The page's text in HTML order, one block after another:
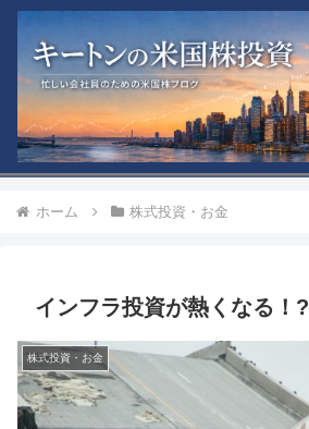
ホーム 株式投資・お金
インフラ投資が熱くなる！?
株式投資・お金